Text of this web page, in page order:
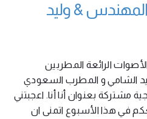
& وليد
الرائعة المطربين
الشامي و المطرب السعودي
مشتركة بعنوان أنا أنا. اعجبتني
في هذا الأسبوع اتمنى ان